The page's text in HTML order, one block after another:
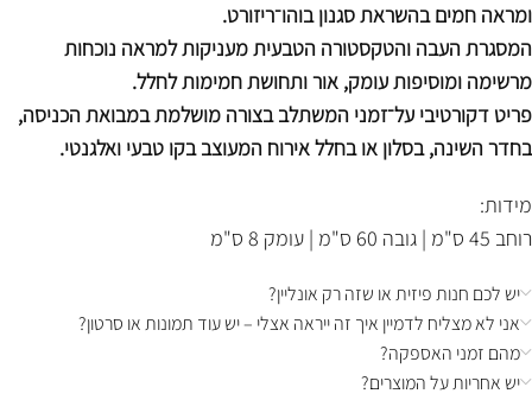
ומראה חמים בהשראת סגנון בוהו־ריזורט.
המסגרת העבה והטקסטורה הטבעית מעניקות למראה נוכחות
מרשימה ומוסיפות עומק, אור ותחושת חמימות לחלל.
פריט דקורטיבי על־זמני המשתלב בצורה מושלמת במבואת הכניסה,
בחדר השינה, בסלון או בחלל אירוח המעוצב בקו טבעי ואלגנטי.
מידות:
רוחב 45 ס"מ | גובה 60 ס"מ | עומק 8 ס"מ
יש לכם חנות פיזית או שזה רק אונליין?
אני לא מצליח לדמיין איך זה ייראה אצלי – יש עוד תמונות או סרטון?
מהם זמני האספקה?
יש אחריות על המוצרים?